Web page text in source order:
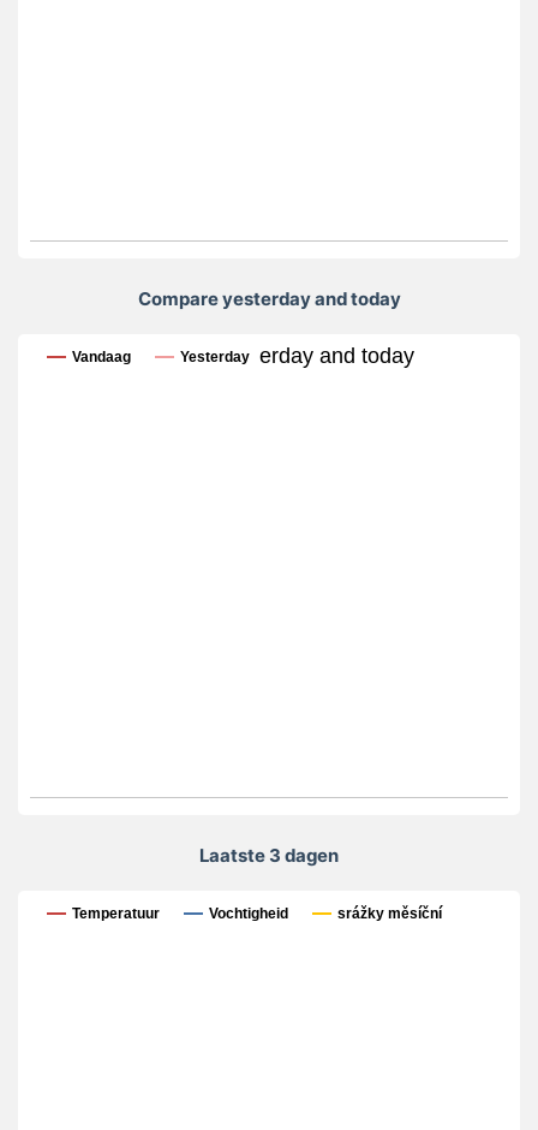
Compare yesterday and today
Compare yesterday and today
Vandaag Yesterday
Laatste 3 dagen
Laatste 3 dagen
Temperatuur Vochtigheid srážky měsíční